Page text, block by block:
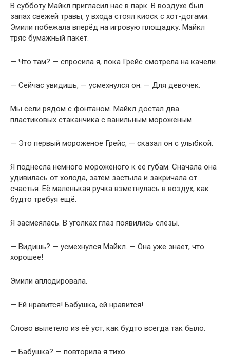
В субботу Майкл пригласил нас в парк. В воздухе был
запах свежей травы, у входа стоял киоск с хот-догами.
Эмили побежала вперёд на игровую площадку. Майкл
тряс бумажный пакет.
— Что там? — спросила я, пока Грейс смотрела на качели.
— Сейчас увидишь, — усмехнулся он. — Для девочек.
Мы сели рядом с фонтаном. Майкл достал два
пластиковых стаканчика с ванильным мороженым.
— Это первый мороженое Грейс, — сказал он с улыбкой.
Я поднесла немного мороженого к её губам. Сначала она
удивилась от холода, затем застыла и закричала от
счастья. Её маленькая ручка взметнулась в воздух, как
будто требуя ещё.
Я засмеялась. В уголках глаз появились слёзы.
— Видишь? — усмехнулся Майкл. — Она уже знает, что
хорошее!
Эмили аплодировала.
— Ей нравится! Бабушка, ей нравится!
Слово вылетело из её уст, как будто всегда так было.
— Бабушка? — повторила я тихо.